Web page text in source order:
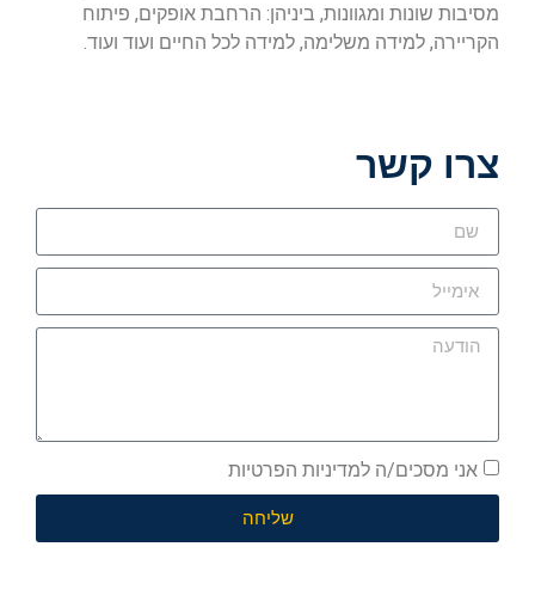
מסיבות שונות ומגוונות, ביניהן: הרחבת אופקים, פיתוח
הקריירה, למידה משלימה, למידה לכל החיים ועוד ועוד.
צרו קשר
אני מסכים/ה למדיניות הפרטיות
שליחה